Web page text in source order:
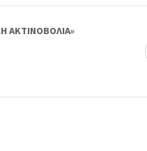
ΑΚΤΙΝΟΒΟΛΙΑ»